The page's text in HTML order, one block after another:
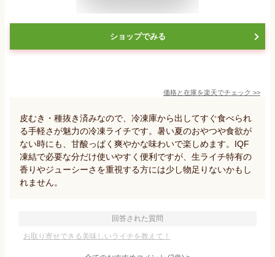
ショップでみる
価格と在庫を楽天でチェック >>
皮むき・種抜き済みなので、冷凍庫から出してすぐ食べられ
る手軽さが魅力の冷凍ライチです。暑い夏のおやつや食欲が
ない時にも、甘酸っぱく爽やかな味わいで楽しめます。IQF
凍結で必要な分だけ使いやすく便利ですが、生ライチ特有の
香りやジューシーさを重視する方には少し物足りないかもし
れません。
回答された質問
お取り寄せできる美味しいライチを教えて！